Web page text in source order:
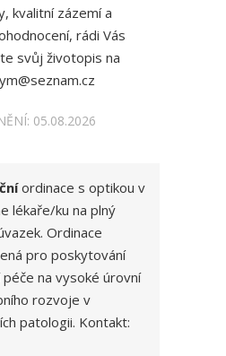
kvalitní zázemí a
rádi Vás
svůj životopis na
05.08.2026
ordinace s optikou v
lékaře/ku na plný
Ordinace
pro poskytování
na vysoké úrovní
rozvoje v
patologii. Kontakt: